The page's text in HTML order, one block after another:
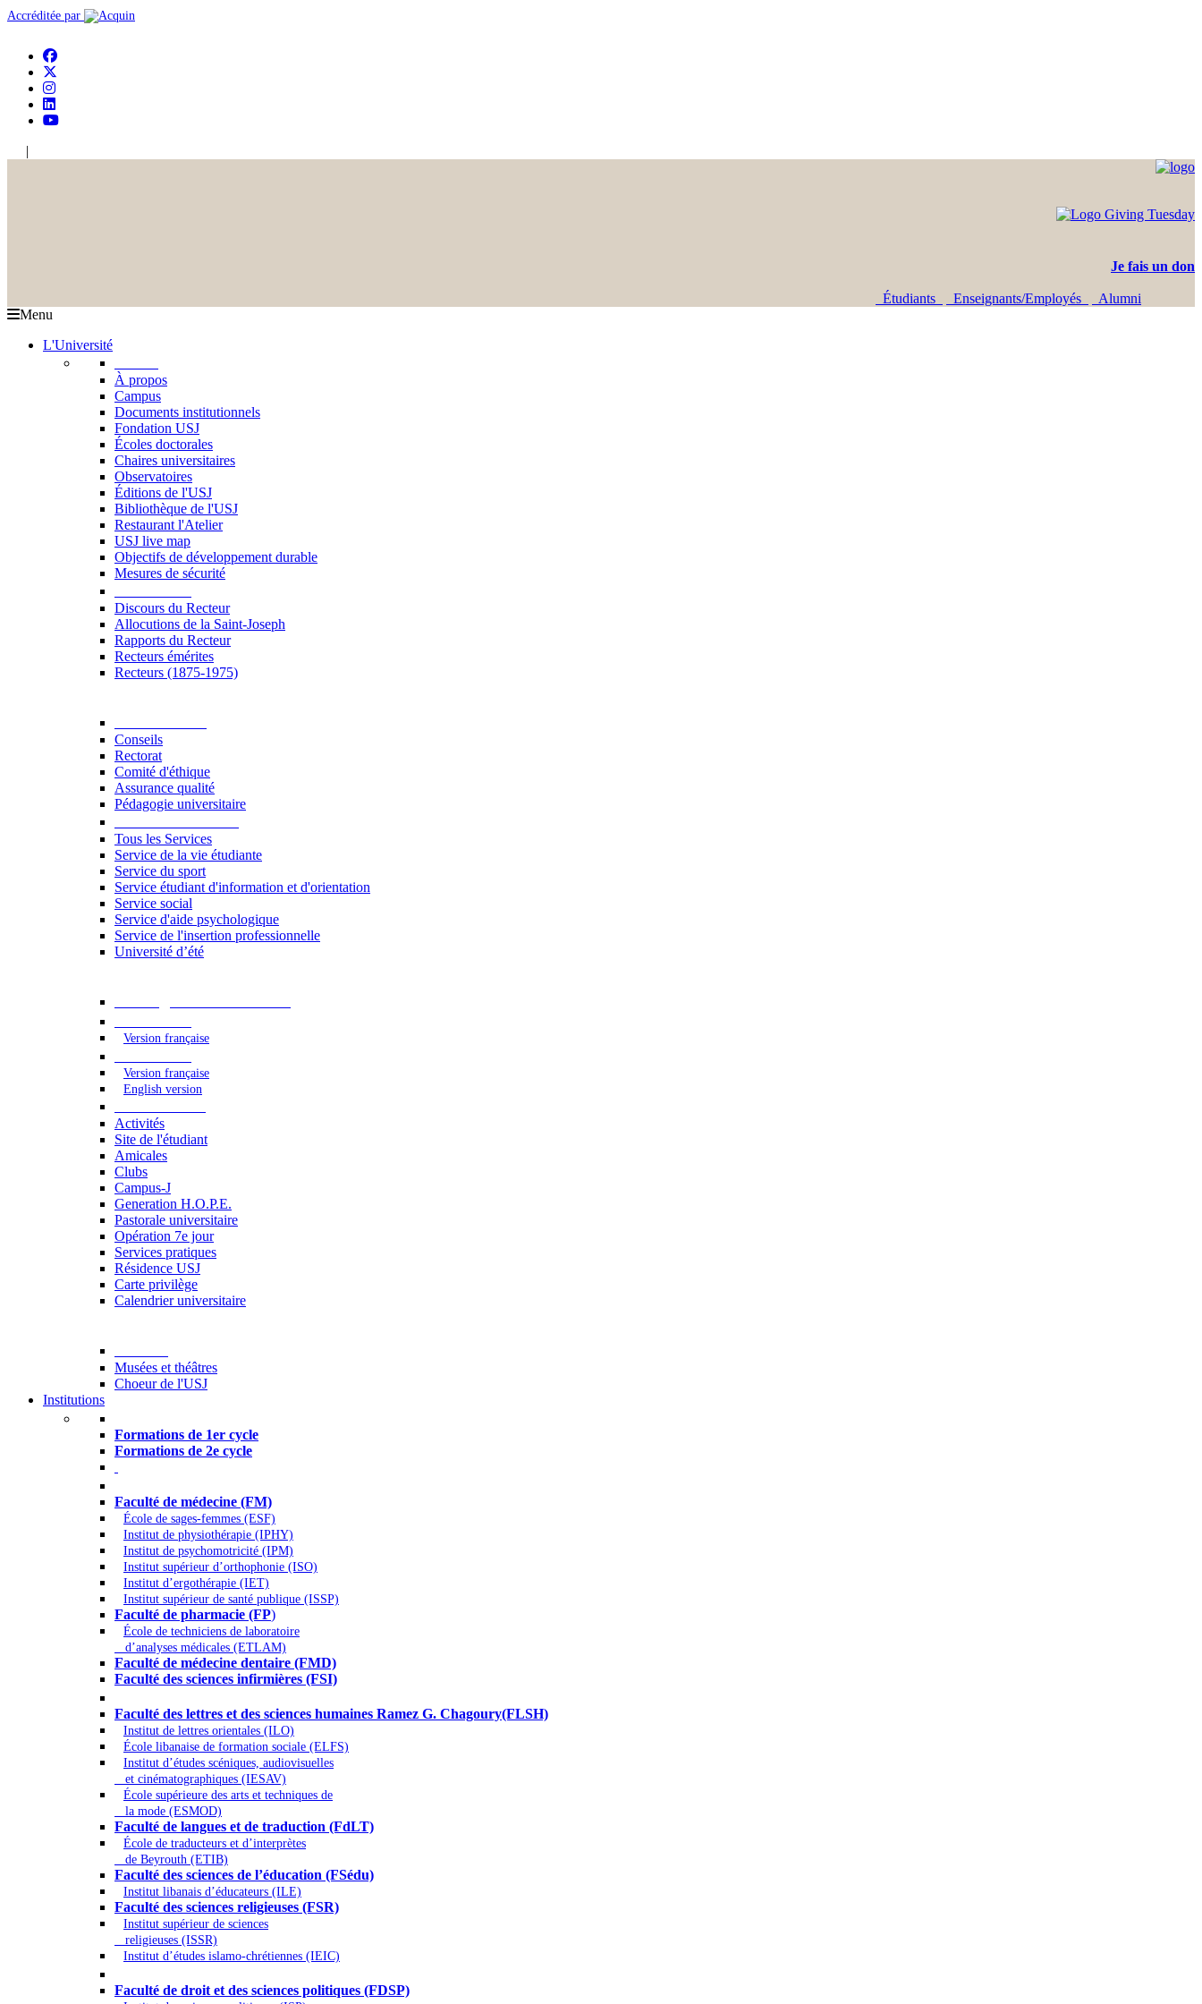
Accréditée par
|
Je fais un don
Étudiants Enseignants/Employés
Alumni
Menu
L'Université
À propos
Campus
Documents institutionnels
Fondation USJ
Écoles doctorales
Chaires universitaires
Observatoires
Éditions de l'USJ
Bibliothèque de l'USJ
Restaurant l'Atelier
USJ live map
Objectifs de développement durable
Mesures de sécurité
Discours du Recteur
Allocutions de la Saint-Joseph
Rapports du Recteur
Recteurs émérites
Recteurs (1875-1975)
Conseils
Rectorat
Comité d'éthique
Assurance qualité
Pédagogie universitaire
Tous les Services
Service de la vie étudiante
Service du sport
Service étudiant d'information et d'orientation
Service social
Service d'aide psychologique
Service de l'insertion professionnelle
Université d’été
Version française
Version française
English version
Activités
Site de l'étudiant
Amicales
Clubs
Campus-J
Generation H.O.P.E.
Pastorale universitaire
Opération 7e jour
Services pratiques
Résidence USJ
Carte privilège
Calendrier universitaire
Musées et théâtres
Choeur de l'USJ
Institutions
Formations de 1er cycle
Formations de 2e cycle
Faculté de médecine (FM)
École de sages-femmes (ESF)
Institut de physiothérapie (IPHY)
Institut de psychomotricité (IPM)
Institut supérieur d’orthophonie (ISO)
Institut d’ergothérapie (IET)
Institut supérieur de santé publique (ISSP)
Faculté de pharmacie (FP)
École de techniciens de laboratoire
d’analyses médicales (ETLAM)
Faculté de médecine dentaire (FMD)
Faculté des sciences infirmières (FSI)
Faculté des lettres et des sciences humaines Ramez G. Chagoury(FLSH)
Institut de lettres orientales (ILO)
École libanaise de formation sociale (ELFS)
Institut d’études scéniques, audiovisuelles
et cinématographiques (IESAV)
École supérieure des arts et techniques de
la mode (ESMOD)
Faculté de langues et de traduction (FdLT)
École de traducteurs et d’interprètes
de Beyrouth (ETIB)
Faculté des sciences de l’éducation (FSédu)
Institut libanais d’éducateurs (ILE)
Faculté des sciences religieuses (FSR)
Institut supérieur de sciences
religieuses (ISSR)
Institut d’études islamo-chrétiennes (IEIC)
Faculté de droit et des sciences politiques (FDSP)